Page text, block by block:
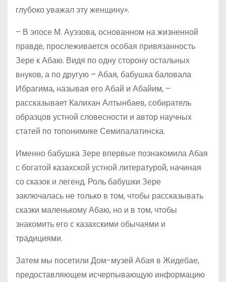
глубоко уважал эту женщину».
– В эпосе М. Ауэзова, основанном на жизненной
правде, прослеживается особая привязанность
Зере к Абаю. Видя по одну сторону остальных
внуков, а по другую – Абая, бабушка баловала
Ибрагима, называя его Абай и Абайим, –
рассказывает Калихан Алтынбаев, собиратель
образцов устной словесности и автор научных
статей по топонимике Семипалатинска.
Именно бабушка Зере впервые познакомила Абая
с богатой казахской устной литературой, начиная
со сказок и легенд. Роль бабушки Зере
заключалась не только в том, чтобы рассказывать
сказки маленькому Абаю, но и в том, чтобы
знакомить его с казахскими обычаями и
традициями.
Затем мы посетили Дом-музей Абая в Жидебае,
предоставляющем исчерпывающую информацию